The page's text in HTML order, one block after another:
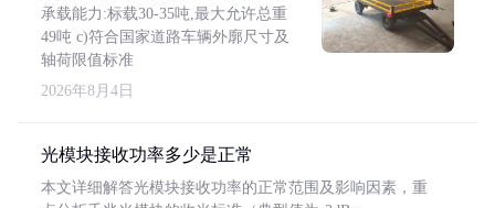
承载能力:标载30-35吨,最大允许总重
49吨 c)符合国家道路车辆外廓尺寸及
轴荷限值标准
2026年8月4日
光模块接收功率多少是正常
本文详细解答光模块接收功率的正常范围及影响因素，重